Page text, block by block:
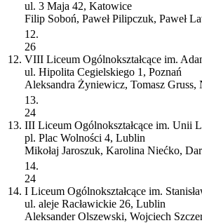
ul. 3 Maja 42, Katowice
Filip Soboń, Paweł Pilipczuk, Paweł
12.
12.
26
VIII Liceum Ogólnokształcące im.
ul. Hipolita Cegielskiego 1, Poznań
Aleksandra Żyniewicz, Tomasz
13.
13.
24
III Liceum Ogólnokształcące im. Unii
pl. Plac Wolności 4, Lublin
Mikołaj Jaroszuk, Karolina Niećko,
14.
14.
24
I Liceum Ogólnokształcące im.
ul. aleje Racławickie 26, Lublin
Aleksander Olszewski, Wojciech